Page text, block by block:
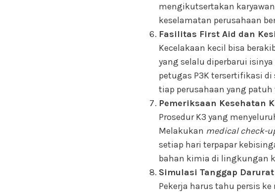
mengikutsertakan
keselamatan perusahaan
Fasilitas First Aid dan
Kecelakaan kecil bisa
yang selalu diperbarui
petugas P3K tersertifikasi di
tiap perusahaan yang
Pemeriksaan Kesehatan
Prosedur K3 yang
Melakukan medical check-
setiap hari terpapar
bahan kimia di lingkungan
Simulasi Tanggap
Pekerja harus tahu persis